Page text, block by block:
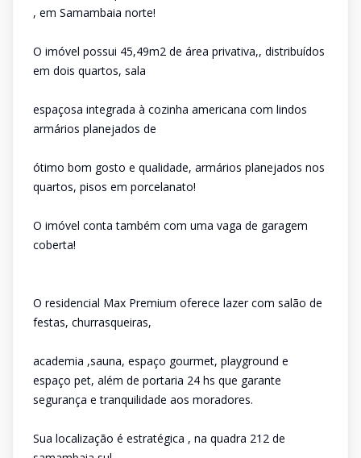
, em Samambaia norte!
O imóvel possui 45,49m2 de área privativa,, distribuídos
em dois quartos, sala
espaçosa integrada à cozinha americana com lindos
armários planejados de
ótimo bom gosto e qualidade, armários planejados nos
quartos, pisos em porcelanato!
O imóvel conta também com uma vaga de garagem
coberta!
O residencial Max Premium oferece lazer com salão de
festas, churrasqueiras,
academia ,sauna, espaço gourmet, playground e
espaço pet, além de portaria 24 hs que garante
segurança e tranquilidade aos moradores.
Sua localização é estratégica , na quadra 212 de